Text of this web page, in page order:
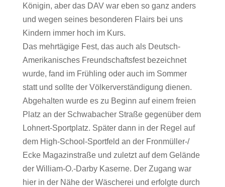
Königin, aber das DAV war eben so ganz anders
und wegen seines besonderen Flairs bei uns
Kindern immer hoch im Kurs.
Das mehrtägige Fest, das auch als Deutsch-
Amerikanisches Freundschaftsfest bezeichnet
wurde, fand im Frühling oder auch im Sommer
statt und sollte der Völkerverständigung dienen.
Abgehalten wurde es zu Beginn auf einem freien
Platz an der Schwabacher Straße gegenüber dem
Lohnert-Sportplatz. Später dann in der Regel auf
dem High-School-Sportfeld an der Fronmüller-/
Ecke Magazinstraße und zuletzt auf dem Gelände
der William-O.-Darby Kaserne. Der Zugang war
hier in der Nähe der Wäscherei und erfolgte durch